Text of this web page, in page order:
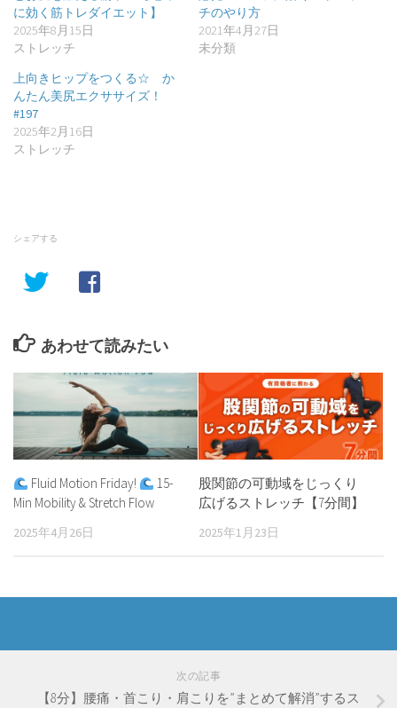
に効く筋トレダイエット】
2025年8月15日
ストレッチ
チのやり方
2021年4月27日
未分類
上向きヒップをつくる☆ か
んたん美尻エクササイズ！
#197
2025年2月16日
ストレッチ
シェアする
あわせて読みたい
Fluid Motion Friday!
15-
Min Mobility & Stretch Flow
2025年4月26日
股関節の可動域をじっくり
広げるストレッチ【7分間】
2025年1月23日
次の記事
【8分】腰痛・首こり・肩こりを”まとめて解消”するス